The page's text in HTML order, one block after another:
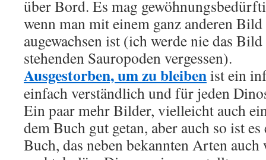
über Bord. Es mag
wenn man mit einem ganz anderen
augewachsen ist (ich werde nie das
stehenden Sauropoden vergessen).
Ausgestorben, um zu bleibenist ein
einfach verständlich und für jeden
Ein paar mehr Bilder, vielleicht auch
dem Buch gut getan, aber auch so ist
Buch, das neben bekannten Arten auch